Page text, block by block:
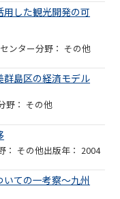
した観光開発の可
ンター その他
島区の経済モデル
その他
その他 2004
ての一考察～九州